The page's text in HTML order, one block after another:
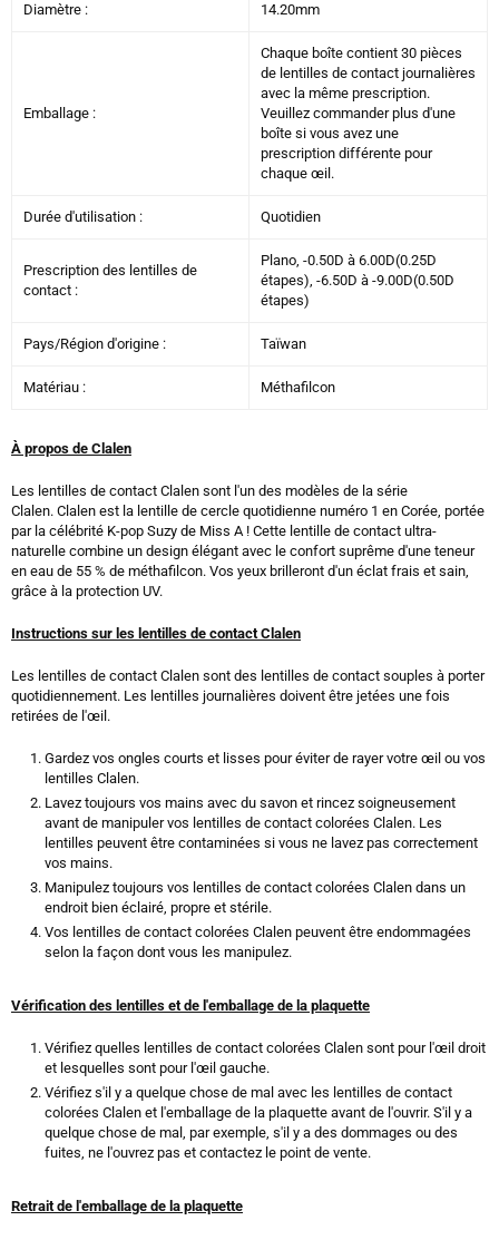
Diamètre : 14.20mm
Emballage :
Chaque boîte contient 30 pièces
de lentilles de contact journalières
avec la même prescription.
Veuillez commander plus d'une
boîte si vous avez une
prescription différente pour
chaque œil.
Durée d'utilisation : Quotidien
Prescription des lentilles de
contact :
Plano, -0.50D à 6.00D(0.25D
étapes), -6.50D à -9.00D(0.50D
étapes)
Pays/Région d'origine : Taïwan
Matériau : Méthafilcon
À propos de Clalen
Les lentilles de contact Clalen sont l'un des modèles de la série
Clalen. Clalen est la lentille de cercle quotidienne numéro 1 en Corée, portée
par la célébrité K-pop Suzy de Miss A ! Cette lentille de contact ultra-
naturelle combine un design élégant avec le confort suprême d'une teneur
en eau de 55 % de méthafilcon. Vos yeux brilleront d'un éclat frais et sain,
grâce à la protection UV.
Instructions sur les lentilles de contact Clalen
Les lentilles de contact Clalen sont des lentilles de contact souples à porter
quotidiennement. Les lentilles journalières doivent être jetées une fois
retirées de l'œil.
Gardez vos ongles courts et lisses pour éviter de rayer votre œil ou vos
lentilles Clalen.
Lavez toujours vos mains avec du savon et rincez soigneusement
avant de manipuler vos lentilles de contact colorées Clalen. Les
lentilles peuvent être contaminées si vous ne lavez pas correctement
vos mains.
Manipulez toujours vos lentilles de contact colorées Clalen dans un
endroit bien éclairé, propre et stérile.
Vos lentilles de contact colorées Clalen peuvent être endommagées
selon la façon dont vous les manipulez.
Vérification des lentilles et de l'emballage de la plaquette
Vérifiez quelles lentilles de contact colorées Clalen sont pour l'œil droit
et lesquelles sont pour l'œil gauche.
Vérifiez s'il y a quelque chose de mal avec les lentilles de contact
colorées Clalen et l'emballage de la plaquette avant de l'ouvrir. S'il y a
quelque chose de mal, par exemple, s'il y a des dommages ou des
fuites, ne l'ouvrez pas et contactez le point de vente.
Retrait de l'emballage de la plaquette